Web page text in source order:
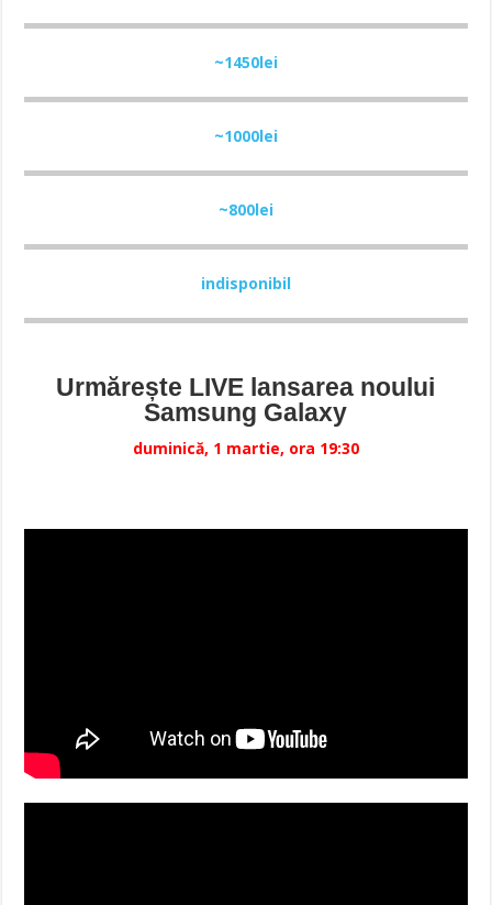
~1450lei
~1000lei
~800lei
indisponibil
Urmărește LIVE lansarea noului
Samsung Galaxy
duminică, 1 martie, ora 19:30